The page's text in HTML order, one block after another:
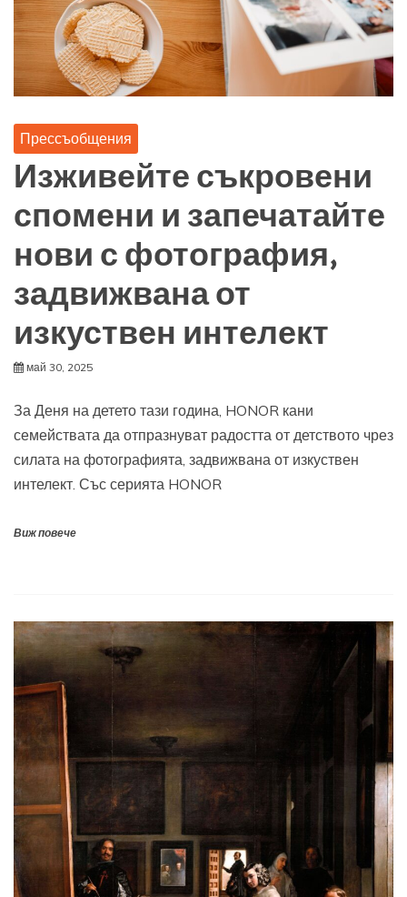
Прессъобщения
Изживейте съкровени
спомени и запечатайте
нови с фотография,
задвижвана от
изкуствен интелект
май 30, 2025
За Деня на детето тази година, HONOR кани
семействата да отпразнуват радостта от детството чрез
силата на фотографията, задвижвана от изкуствен
интелект. Със серията HONOR
Виж повече